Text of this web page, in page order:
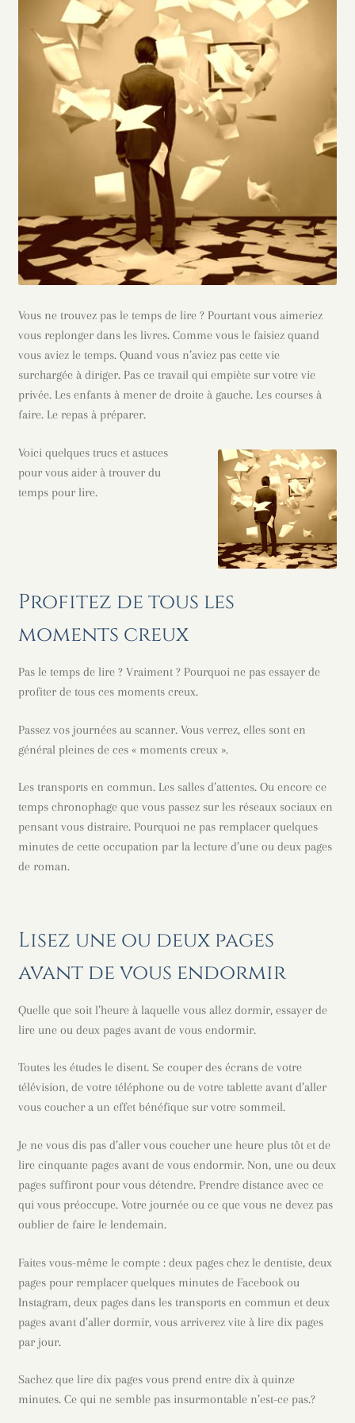
Vous ne trouvez pas le temps de lire ? Pourtant vous aimeriez
vous replonger dans les livres. Comme vous le faisiez quand
vous aviez le temps. Quand vous n’aviez pas cette vie
surchargée à diriger. Pas ce travail qui empiète sur votre vie
privée. Les enfants à mener de droite à gauche. Les courses à
faire. Le repas à préparer.
Voici quelques trucs et astuces
pour vous aider à trouver du
temps pour lire.
Profitez de tous les
moments creux
Pas le temps de lire ? Vraiment ? Pourquoi ne pas essayer de
profiter de tous ces moments creux.
Passez vos journées au scanner. Vous verrez, elles sont en
général pleines de ces « moments creux ».
Les transports en commun. Les salles d’attentes. Ou encore ce
temps chronophage que vous passez sur les réseaux sociaux en
pensant vous distraire. Pourquoi ne pas remplacer quelques
minutes de cette occupation par la lecture d’une ou deux pages
de roman.
Lisez une ou deux pages
avant de vous endormir
Quelle que soit l’heure à laquelle vous allez dormir, essayer de
lire une ou deux pages avant de vous endormir.
Toutes les études le disent. Se couper des écrans de votre
télévision, de votre téléphone ou de votre tablette avant d’aller
vous coucher a un effet bénéfique sur votre sommeil.
Je ne vous dis pas d’aller vous coucher une heure plus tôt et de
lire cinquante pages avant de vous endormir. Non, une ou deux
pages suffiront pour vous détendre. Prendre distance avec ce
qui vous préoccupe. Votre journée ou ce que vous ne devez pas
oublier de faire le lendemain.
Faites vous-même le compte : deux pages chez le dentiste, deux
pages pour remplacer quelques minutes de Facebook ou
Instagram, deux pages dans les transports en commun et deux
pages avant d’aller dormir, vous arriverez vite à lire dix pages
par jour.
Sachez que lire dix pages vous prend entre dix à quinze
minutes. Ce qui ne semble pas insurmontable n’est-ce pas.?